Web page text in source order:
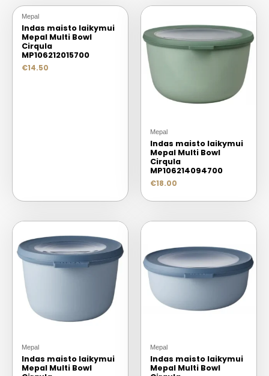
Mepal
Indas maisto laikymui
Mepal Multi Bowl
Cirqula
MP106212015700
€14.50
Mepal
Indas maisto laikymui
Mepal Multi Bowl
Cirqula
MP106214094700
€18.00
Mepal
Indas maisto laikymui
Mepal Multi Bowl
Mepal
Indas maisto laikymui
Mepal Multi Bowl